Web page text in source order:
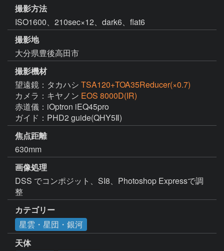
撮影方法
ISO1600、210sec×12、dark6、flat6
撮影地
大分県豊後高田市
撮影機材
望遠鏡：タカハシ TSA120+TOA35Reducer(×0.7)
カメラ：キヤノン EOS 8000D(IR)
赤道儀：iOptron iEQ45pro
ガイド：PHD2 guide(QHY5Ⅱ)
焦点距離
630mm
画像処理
DSS でコンポジット、SI8、Photoshop Expressで調
整
カテゴリー
星雲・星団・銀河
天体